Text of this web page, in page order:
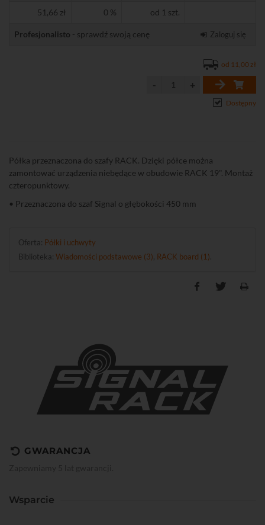
51,66 zł 0 % od 1 szt.
Profesjonalisto - sprawdź swoją cenę Zaloguj się
od 11,00 zł
Dostępny
Półka przeznaczona do szafy RACK. Dzięki półce można
zamontować urządzenia niebędące w obudowie RACK 19". Montaż
czteropunktowy.
• Przeznaczona do szaf Signal o głębokości 450 mm
Oferta: Półki i uchwyty
Biblioteka: Wiadomości podstawowe (3) RACK board (1)
GWARANCJA
Wsparcie